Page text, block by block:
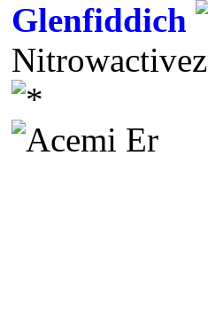
Glenfiddich
Nitrowactivez